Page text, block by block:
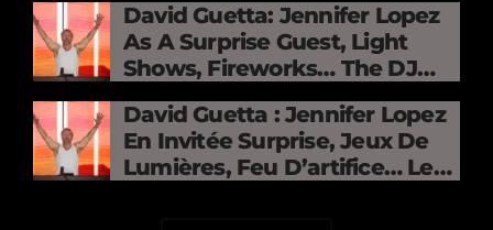
David Guetta: Jennifer Lopez
As A Surprise Guest, Light
Shows, Fireworks… The DJ
Electrifies The Stade De
France
David Guetta : Jennifer Lopez
En Invitée Surprise, Jeux De
Lumières, Feu D’artifice… Le